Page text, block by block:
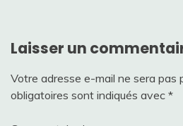
Laisser un
Votre adresse e-mail ne sera pas
obligatoires sont indiqués avec *